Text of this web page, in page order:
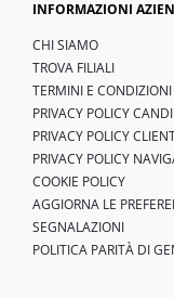
INFORMAZIONI
CHI SIAMO
TROVA FILIALI
TERMINI E
PRIVACY POLICY
PRIVACY POLICY
PRIVACY POLICY
COOKIE POLICY
AGGIORNA LE
SEGNALAZIONI
POLITICA PARITÀ DI